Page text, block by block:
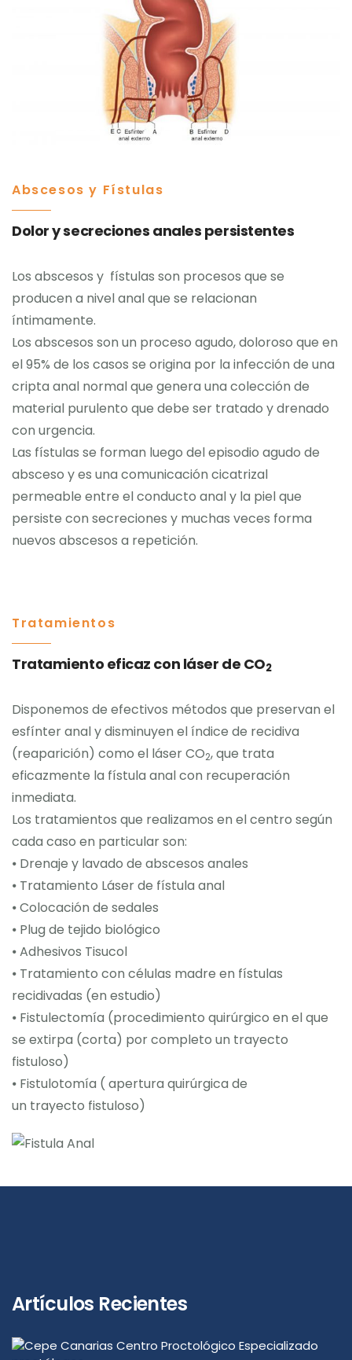
Abscesos y Fístulas
Dolor y secreciones anales persistentes
Los abscesos y fístulas son procesos que se
producen a nivel anal que se relacionan
íntimamente.
Los abscesos son un proceso agudo, doloroso que en
el 95% de los casos se origina por la infección de una
cripta anal normal que genera una colección de
material purulento que debe ser tratado y drenado
con urgencia.
Las fístulas se forman luego del episodio agudo de
absceso y es una comunicación cicatrizal
permeable entre el conducto anal y la piel que
persiste con secreciones y muchas veces forma
nuevos abscesos a repetición.
Tratamientos
Tratamiento eficaz con láser de CO2
Disponemos de efectivos métodos que preservan el
esfínter anal y disminuyen el índice de recidiva
(reaparición) como el láser CO2, que trata
eficazmente la fístula anal con recuperación
inmediata.
Los tratamientos que realizamos en el centro según
cada caso en particular son:
⦁ Drenaje y lavado de abscesos anales
⦁ Tratamiento Láser de fístula anal
⦁ Colocación de sedales
⦁ Plug de tejido biológico
⦁ Adhesivos Tisucol
⦁ Tratamiento con células madre en fístulas
recidivadas (en estudio)
⦁ Fistulectomía (procedimiento quirúrgico en el que
se extirpa (corta) por completo un trayecto
fistuloso)
⦁ Fistulotomía ( apertura quirúrgica de
un trayecto fistuloso)
Artículos Recientes